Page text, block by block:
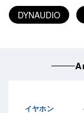
DYNAUDIO